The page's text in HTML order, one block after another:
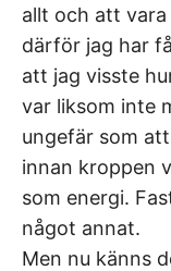
allt och att
därför jag har
att jag visste
var liksom inte
ungefär som
innan kroppen
som energi.
något annat.
Men nu känns